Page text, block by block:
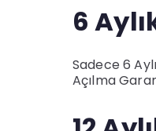
6
Sadece 6
Açılma